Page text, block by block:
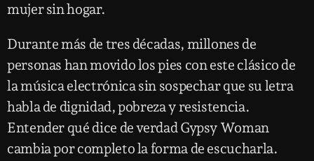
mujer sin hogar.
Durante más de tres décadas, millones de
personas han movido los pies con este clásico de
la música electrónica sin sospechar que su letra
habla de dignidad, pobreza y resistencia.
Entender qué dice de verdad Gypsy Woman
cambia por completo la forma de escucharla.